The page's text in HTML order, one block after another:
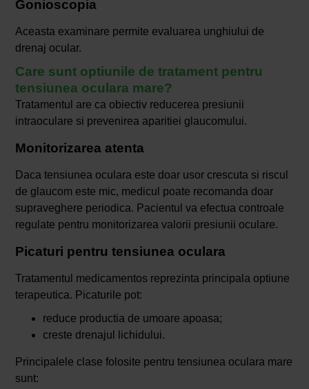
Gonioscopia
Aceasta examinare permite evaluarea unghiului de
drenaj ocular.
Care sunt optiunile de tratament pentru
tensiunea oculara mare?
Tratamentul are ca obiectiv reducerea presiunii
intraoculare si prevenirea aparitiei glaucomului.
Monitorizarea atenta
Daca tensiunea oculara este doar usor crescuta si riscul
de glaucom este mic, medicul poate recomanda doar
supraveghere periodica. Pacientul va efectua controale
regulate pentru monitorizarea valorii presiunii oculare.
Picaturi pentru tensiunea oculara
Tratamentul medicamentos reprezinta principala optiune
terapeutica. Picaturile pot:
reduce productia de umoare apoasa;
creste drenajul lichidului.
Principalele clase folosite pentru tensiunea oculara mare
sunt: